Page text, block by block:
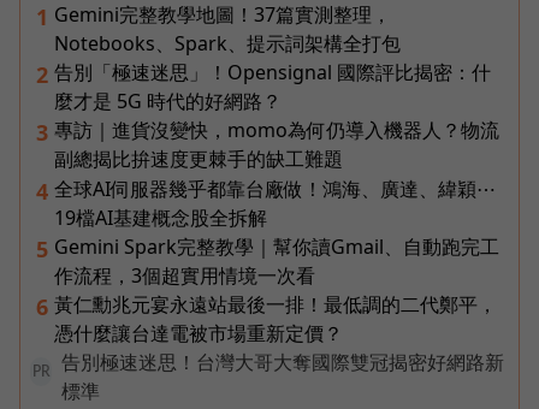
1 Gemini完整教學地圖！37篇實測整理，
Notebooks、Spark、提示詞架構全打包
2 告別「極速迷思」！Opensignal 國際評比揭密：什
麼才是 5G 時代的好網路？
3 專訪｜進貨沒變快，momo為何仍導入機器人？物流
副總揭比拚速度更棘手的缺工難題
4 全球AI伺服器幾乎都靠台廠做！鴻海、廣達、緯穎⋯
19檔AI基建概念股全拆解
5 Gemini Spark完整教學｜幫你讀Gmail、自動跑完工
作流程，3個超實用情境一次看
6 黃仁勳兆元宴永遠站最後一排！最低調的二代鄭平，
憑什麼讓台達電被市場重新定價？
PR
告別極速迷思！台灣大哥大奪國際雙冠揭密好網路新
標準